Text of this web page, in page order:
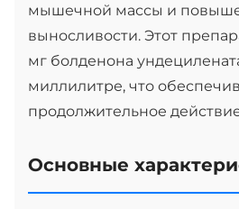
мышечной массы и
выносливости. Этот
мг болденона
миллилитре, что
продолжительное
Основные